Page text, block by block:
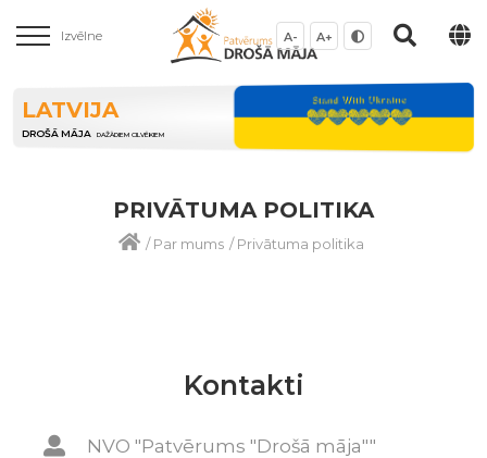
Izvēlne A- A+
LATVIJA
DROŠĀ MĀJA DAŽĀDIEM CILVĒKIEM
PRIVĀTUMA POLITIKA
/Par mums /Privātuma politika
Kontakti
NVO "Patvērums "Drošā māja""